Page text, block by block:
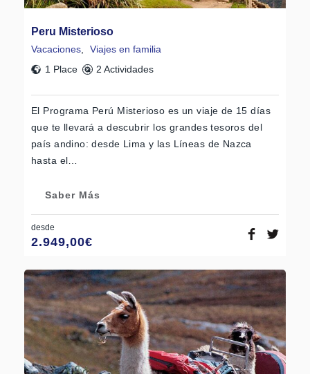
Peru Misterioso
Vacaciones
Viajes en familia
1 Place
2 Actividades
El Programa Perú Misterioso es un viaje de 15 días
que te llevará a descubrir los grandes tesoros del
país andino: desde Lima y las Líneas de Nazca
hasta el…
Saber Más
desde
2.949,00€